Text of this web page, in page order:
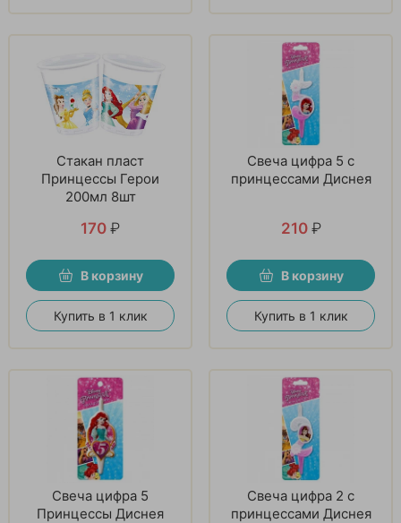
Стакан пласт
Принцессы Герои
200мл 8шт
170 ₽
В корзину
Купить в 1 клик
Свеча цифра 5 с
принцессами Диснея
210 ₽
В корзину
Купить в 1 клик
Свеча цифра 5
Принцессы Диснея
Свеча цифра 2 с
принцессами Диснея